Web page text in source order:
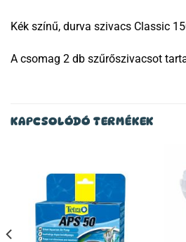
Kék színű, durva szivacs Classic
A csomag 2 db szűrőszivacsot
KAPCSOLÓDÓ TERMÉKEK